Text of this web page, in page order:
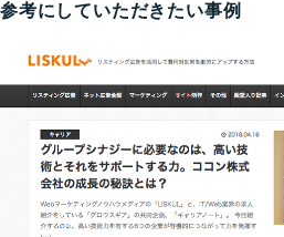
参考にしていただきたい事例